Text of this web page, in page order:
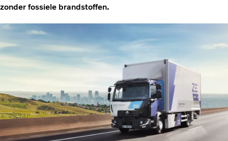
zonder fossiele brandstoffen.